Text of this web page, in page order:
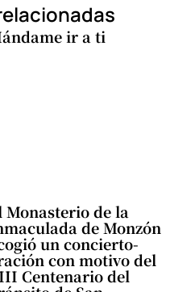
ir a ti
Monasterio de la
de Monzón
un concierto-
con motivo del
Centenario del